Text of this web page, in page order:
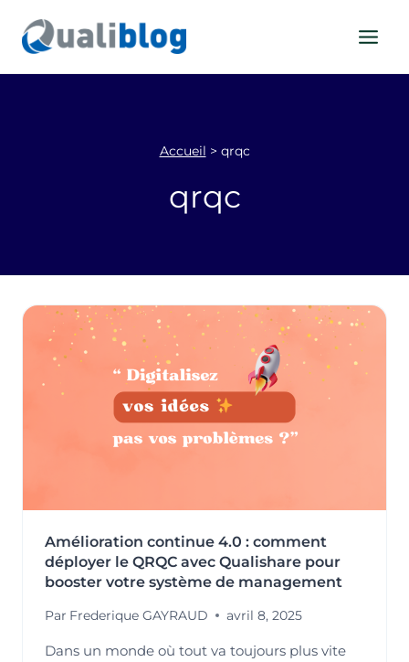
contenu
Accueil > qrqc
qrqc
Amélioration continue 4.0 : comment
déployer le QRQC avec Qualishare pour
booster votre système de management
Par Frederique GAYRAUD avril 8, 2025
Dans un monde où tout va toujours plus vite